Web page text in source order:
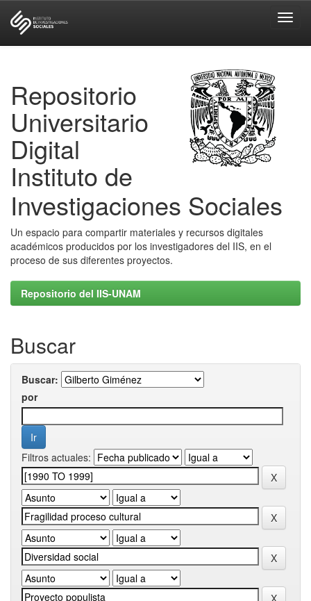
Repositorio
Universitario
Digital
Instituto de
Investigaciones Sociales
Un espacio para compartir materiales y recursos digitales
académicos producidos por los investigadores del IIS, en el
proceso de sus diferentes proyectos.
Repositorio del IIS-UNAM
Buscar
Buscar:
por
Filtros actuales: